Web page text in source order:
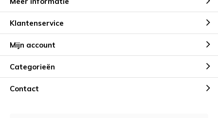
Klantenservice
Mijn account
Categorieën
Contact